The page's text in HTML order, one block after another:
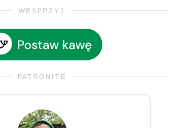
WESPRZYJ
PATRONITE